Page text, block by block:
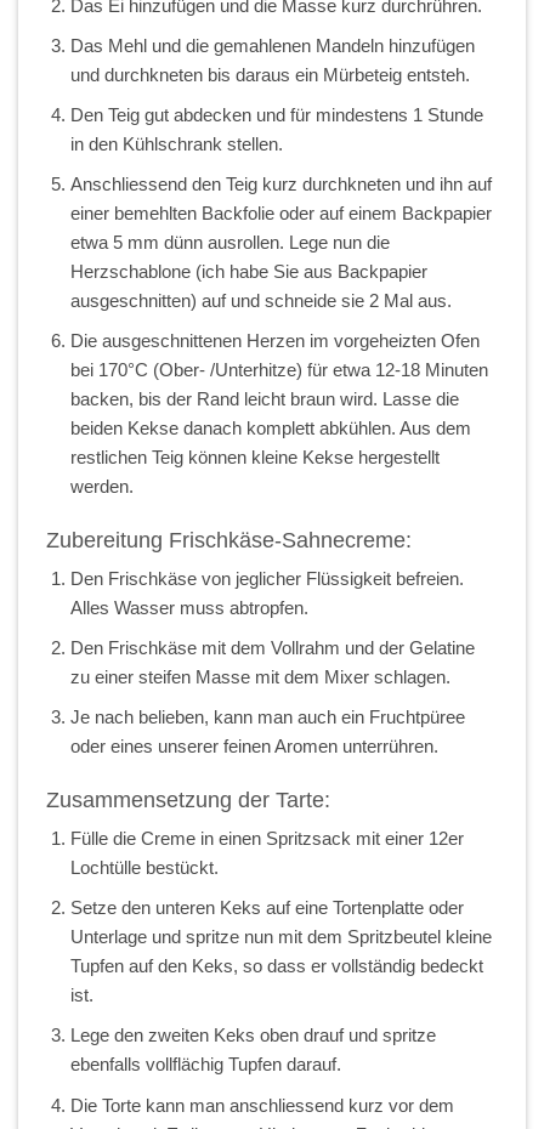
Das Ei hinzufügen und die Masse kurz durchrühren.
Das Mehl und die gemahlenen Mandeln hinzufügen
und durchkneten bis daraus ein Mürbeteig entsteh.
Den Teig gut abdecken und für mindestens 1 Stunde
in den Kühlschrank stellen.
Anschliessend den Teig kurz durchkneten und ihn auf
einer bemehlten Backfolie oder auf einem Backpapier
etwa 5 mm dünn ausrollen. Lege nun die
Herzschablone (ich habe Sie aus Backpapier
ausgeschnitten) auf und schneide sie 2 Mal aus.
Die ausgeschnittenen Herzen im vorgeheizten Ofen
bei 170°C (Ober- /Unterhitze) für etwa 12-18 Minuten
backen, bis der Rand leicht braun wird. Lasse die
beiden Kekse danach komplett abkühlen. Aus dem
restlichen Teig können kleine Kekse hergestellt
werden.
Zubereitung Frischkäse-Sahnecreme:
Den Frischkäse von jeglicher Flüssigkeit befreien.
Alles Wasser muss abtropfen.
Den Frischkäse mit dem Vollrahm und der Gelatine
zu einer steifen Masse mit dem Mixer schlagen.
Je nach belieben, kann man auch ein Fruchtpüree
oder eines unserer feinen Aromen unterrühren.
Zusammensetzung der Tarte:
Fülle die Creme in einen Spritzsack mit einer 12er
Lochtülle bestückt.
Setze den unteren Keks auf eine Tortenplatte oder
Unterlage und spritze nun mit dem Spritzbeutel kleine
Tupfen auf den Keks, so dass er vollständig bedeckt
ist.
Lege den zweiten Keks oben drauf und spritze
ebenfalls vollflächig Tupfen darauf.
Die Torte kann man anschliessend kurz vor dem